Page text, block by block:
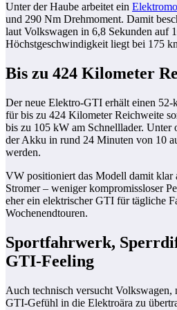
Unter der Haube arbeitet ein
und 290 Nm Drehmoment. Damit
laut Volkswagen in 6,8 Sekunden auf
Höchstgeschwindigkeit liegt bei 175
Bis zu 424 Kilometer
Der neue Elektro-GTI erhält einen
für bis zu 424 Kilometer Reichweite
bis zu 105 kW am Schnelllader. Unter
der Akku in rund 24 Minuten von 10
werden.
VW positioniert das Modell damit klar
Stromer – weniger kompromissloser
eher ein elektrischer GTI für tägliche
Wochenendtouren.
Sportfahrwerk,
GTI-Feeling
Auch technisch versucht Volkswagen,
GTI-Gefühl in die Elektroära zu